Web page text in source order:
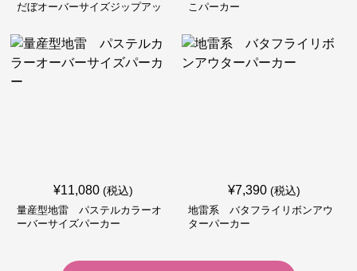
だぼオーバーサイズジップアッ
こパーカー
¥11,080 (税込)
量産型地雷 パステルカラーオ
ーバーサイズパーカー
¥7,390 (税込)
地雷系 バタフライリボンアウ
ターパーカー